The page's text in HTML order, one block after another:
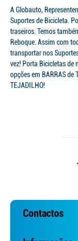
A Globauto,
Suportes de Bicicleta.
traseiros. Temos
Reboque. Assim com
transportar nos
vez! Porta Bicicletas de
opções em BARRAS de
TEJADILHO!
Contactos